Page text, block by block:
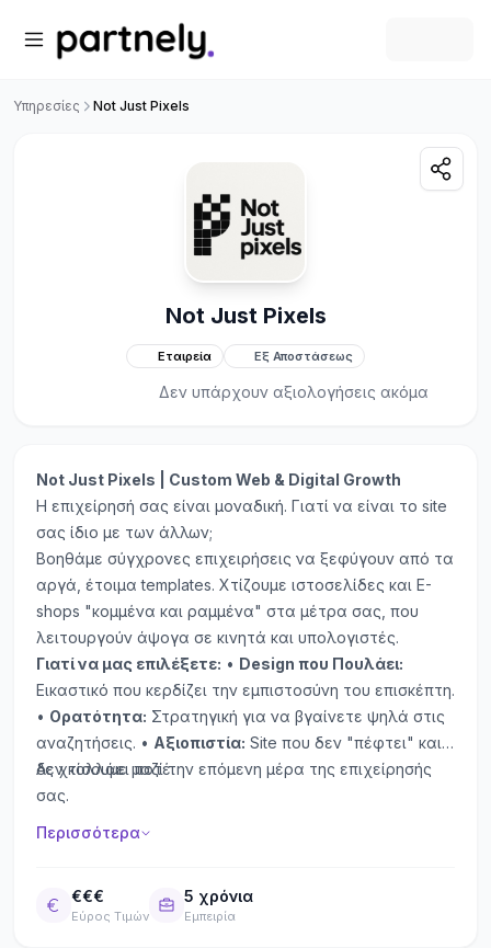
Υπηρεσίες Not Just Pixels
Not Just Pixels
Εταιρεία Εξ Αποστάσεως
Δεν υπάρχουν αξιολογήσεις ακόμα
Not Just Pixels | Custom Web & Digital Growth
Η επιχείρησή σας είναι μοναδική. Γιατί να είναι το site
σας ίδιο με των άλλων;
Βοηθάμε σύγχρονες επιχειρήσεις να ξεφύγουν από τα
αργά, έτοιμα templates. Χτίζουμε ιστοσελίδες και E-
shops "κομμένα και ραμμένα" στα μέτρα σας, που
λειτουργούν άψογα σε κινητά και υπολογιστές.
Γιατί να μας επιλέξετε: • Design που Πουλάει:
Εικαστικό που κερδίζει την εμπιστοσύνη του επισκέπτη.
• Ορατότητα: Στρατηγική για να βγαίνετε ψηλά στις
αναζητήσεις. • Αξιοπιστία: Site που δεν "πέφτει" και
δεν κολλάει ποτέ.
Ας χτίσουμε μαζί την επόμενη μέρα της επιχείρησής
σας.
Περισσότερα
€€€
Εύρος Τιμών
5 χρόνια
Εμπειρία